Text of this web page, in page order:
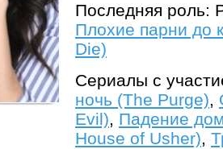
Последняя роль:
Плохие парни до
Die)
Сериалы с
ночь (The Purge),
Evil), Падение
House of Usher),